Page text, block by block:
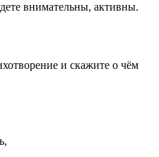
внимательны, активны.
и скажите о чём